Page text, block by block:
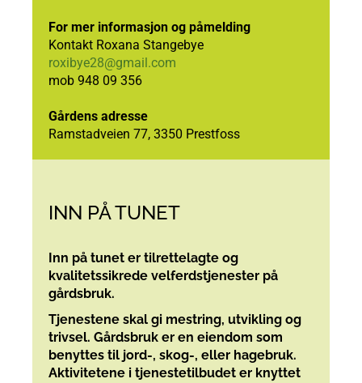
For mer informasjon og påmelding
Kontakt Roxana Stangebye
roxibye28@gmail.com
mob 948 09 356
Gårdens adresse
Ramstadveien 77, 3350 Prestfoss
INN PÅ TUNET
Inn på tunet er tilrettelagte og
kvalitetssikrede velferdstjenester på
gårdsbruk.
Tjenestene skal gi mestring, utvikling og
trivsel. Gårdsbruk er en eiendom som
benyttes til jord-, skog-, eller hagebruk.
Aktivitetene i tjenestetilbudet er knyttet